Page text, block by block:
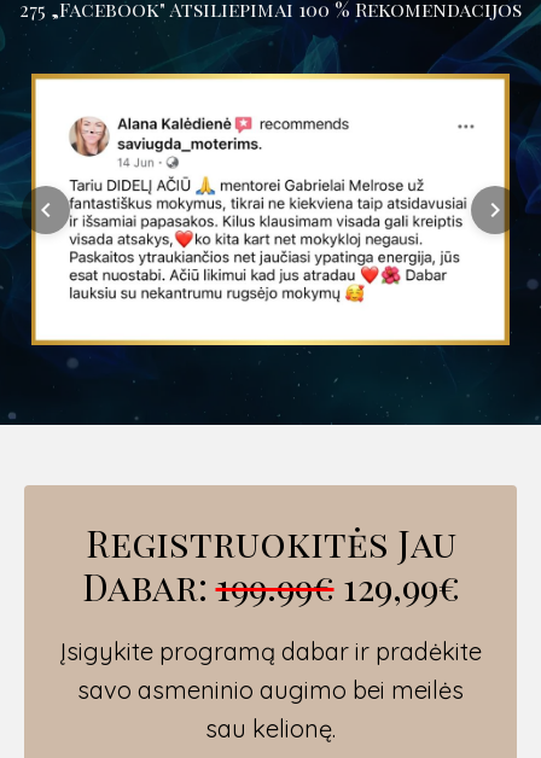
275 „Facebook" Atsiliepimai 100 % Rekomendacijos
chevron_left chevron_right
Registruokitės Jau
Dabar:199.99€129,99€
Įsigykite programą dabar ir pradėkite
savo asmeninio augimo bei meilės
sau kelionę.